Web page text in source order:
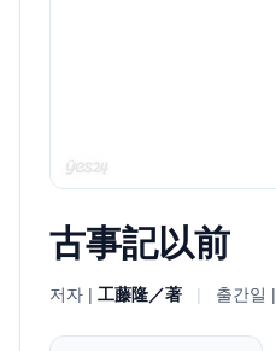
古事記以前
저자 | 工藤隆／著 | 출간일 |